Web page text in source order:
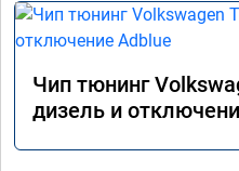
Чип тюнинг
дизель и